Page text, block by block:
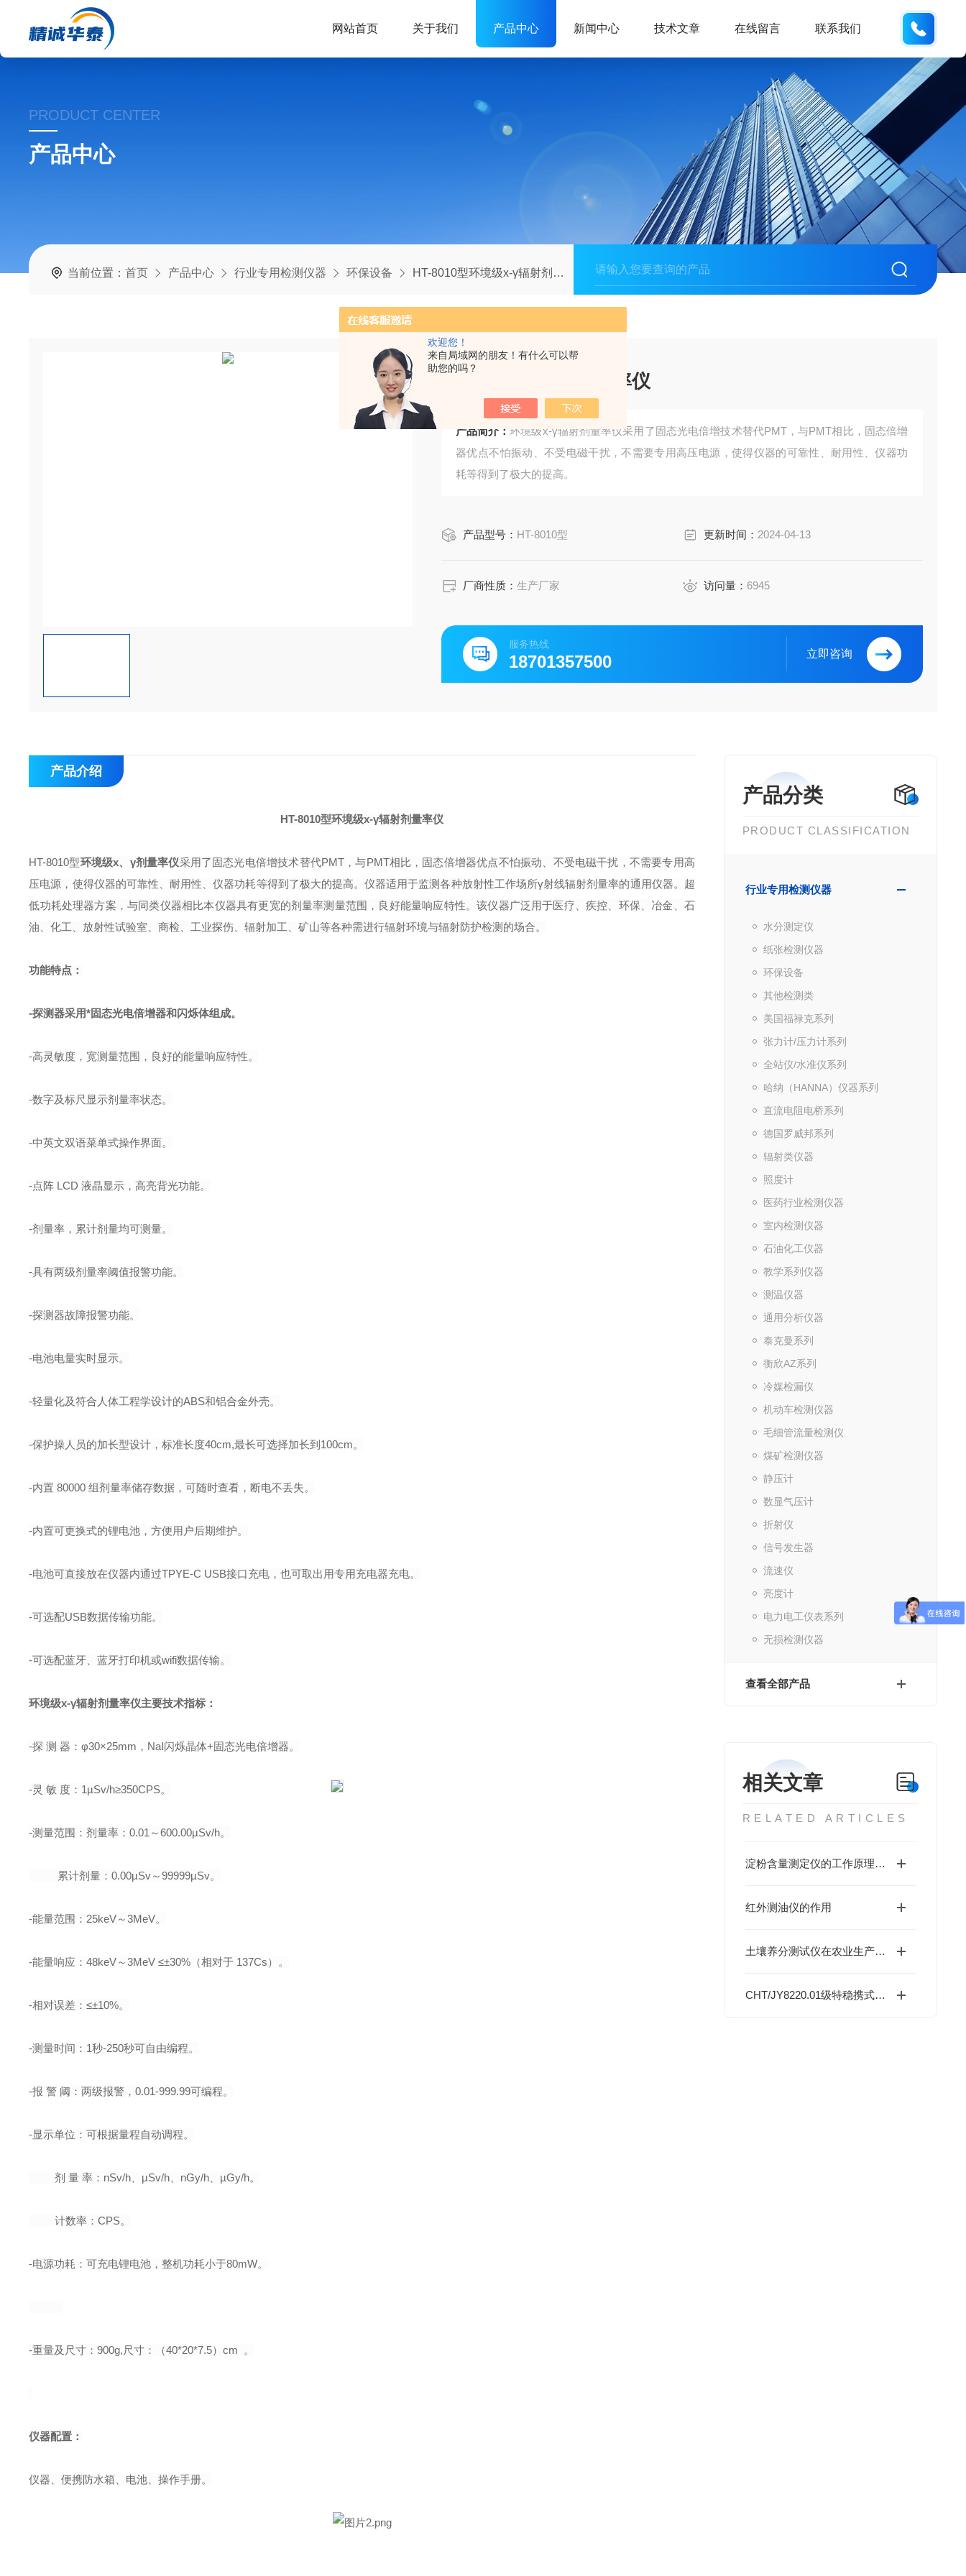
欢迎您！
来自局域网的朋友！有什么可以帮
助您的吗？
网站首页 关于我们 产品中心 新闻中心 技术文章 在线留言 联系我们
PRODUCT CENTER
产品中心
当前位置：首页 产品中心 行业专用检测仪器 环保设备 HT-8010型环境级х-γ辐射剂量率仪
环境级х-γ辐射剂量率仪
产品简介：环境级х-γ辐射剂量率仪采用了固态光电倍增技术替代PMT，与PMT相比，固态倍增
器优点不怕振动、不受电磁干扰，不需要专用高压电源，使得仪器的可靠性、耐用性、仪器功
耗等得到了极大的提高。
产品型号： HT-8010型 更新时间： 2024-04-13
厂商性质：生产厂家 访问量： 6945
服务热线
18701357500 立即咨询
产品分类
PRODUCT CLASSIFICATION
行业专用检测仪器
水分测定仪
纸张检测仪器
环保设备
其他检测类
美国福禄克系列
张力计/压力计系列
全站仪/水准仪系列
哈纳（HANNA）仪器系列
直流电阻电桥系列
德国罗威邦系列
辐射类仪器
照度计
医药行业检测仪器
室内检测仪器
石油化工仪器
教学系列仪器
测温仪器
通用分析仪器
泰克曼系列
衡欣AZ系列
冷媒检漏仪
机动车检测仪器
毛细管流量检测仪
煤矿检测仪器
静压计
数显气压计
折射仪
信号发生器
流速仪
亮度计
电力电工仪表系列
无损检测仪器
查看全部产品
相关文章
RELATED ARTICLES
淀粉含量测定仪的工作原理与性能优势值得深入探讨
红外测油仪的作用
土壤养分测试仪在农业生产中起到什么作用
CHT/JY8220.01级特稳携式校验仪*中
产品介绍
HT-8010型环境级х-γ辐射剂量率仪
HT-8010型环境级x、γ剂量率仪采用了固态光电倍增技术替代PMT ，与PMT相比，固态倍增器优点不怕振动、不受电磁干扰，不需要专用高
压电源，使得仪器的可靠性、耐用性、仪器功耗等得到了极大的提高。仪器适用于监测各种放射性工作场所γ射线辐射剂量率的通用仪器。超
低功耗处理器方案，与同类仪器相比本仪器具有更宽的剂量率测量范围，良好能量响应特性。该仪器广泛用于医疗、疾控、环保、冶金、石
油、化工、放射性试验室、商检、工业探伤、辐射加工、矿山等各种需进行辐射环境与辐射防护检测的场合。
功能特点：
-探测器采用*固态光电倍增器和闪烁体组成。
-高灵敏度，宽测量范围，良好的能量响应特性。
-数字及标尺显示剂量率状态。
-中英文双语菜单式操作界面。
-点阵 LCD液晶显示，高亮背光功能。
-剂量率，累计剂量均可测量。
-具有两级剂量率阈值报警功能。
-探测器故障报警功能。
-电池电量实时显示。
-轻量化及符合人体工程学设计的ABS和铝合金外壳。
-保护操人员的加长型设计，标准长度40cm,最长可选择加长到 100cm。
-内置80000组剂量率储存数据，可随时查看，断电不丢失。
-内置可更换式的锂电池，方便用户后期维护。
-电池可直接放在仪器内通过TPYE-C USB接口充电，也可取出用专用充电器充电。
-可选配USB数据传输功能。
-可选配蓝牙、蓝牙打印机或wifi数据传输。
环境级х-γ辐射剂量率仪主要技术指标：
-探 测 器：φ30×25mm ， NaI闪烁晶体+固态光电倍增器。
-灵 敏 度： 1µSv/h≥350CPS。
-测量范围：剂量率：0.01 ～600.00µSv/h。
累计剂量：0.00µSv～99999µSv。
-能量范围： 25keV～3MeV。
-能量响应：48keV～3MeV≤±30% （相对于 137Cs）。
-相对误差：≤±10%。
-测量时间： 1秒-250秒可自由编程。
-报 警 阈：两级报警，0.01-999.99可编程。
-显示单位：可根据量程自动调程。
剂 量 率： nSv/h 、µSv/h nGy/h 、µGy/h。
计数率：CPS。
-电源功耗：可充电锂电池 ，整机功耗小于80mW。
-重量及尺寸：900g,尺寸：（40*20*7.5）cm 。
仪器配置：
仪器、便携防水箱、电池、操作手册。